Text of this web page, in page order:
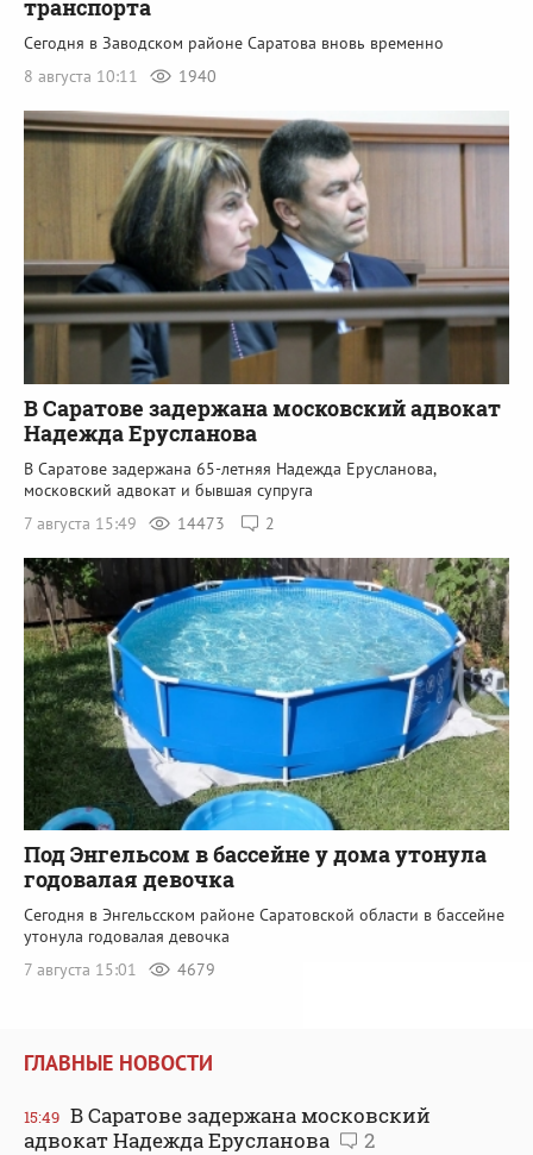
транспорта
Сегодня в Заводском районе Саратова вновь временно
8 августа 10:11
1940
В Саратове задержана московский адвокат
Надежда Ерусланова
В Саратове задержана 65-летняя Надежда Ерусланова,
московский адвокат и бывшая супруга
7 августа 15:49
14473 2
Под Энгельсом в бассейне у дома утонула
годовалая девочка
Сегодня в Энгельсском районе Саратовской области в бассейне
утонула годовалая девочка
7 августа 15:01
4679
ГЛАВНЫЕ НОВОСТИ
15:49 В Саратове задержана московский
адвокат Надежда Ерусланова
2